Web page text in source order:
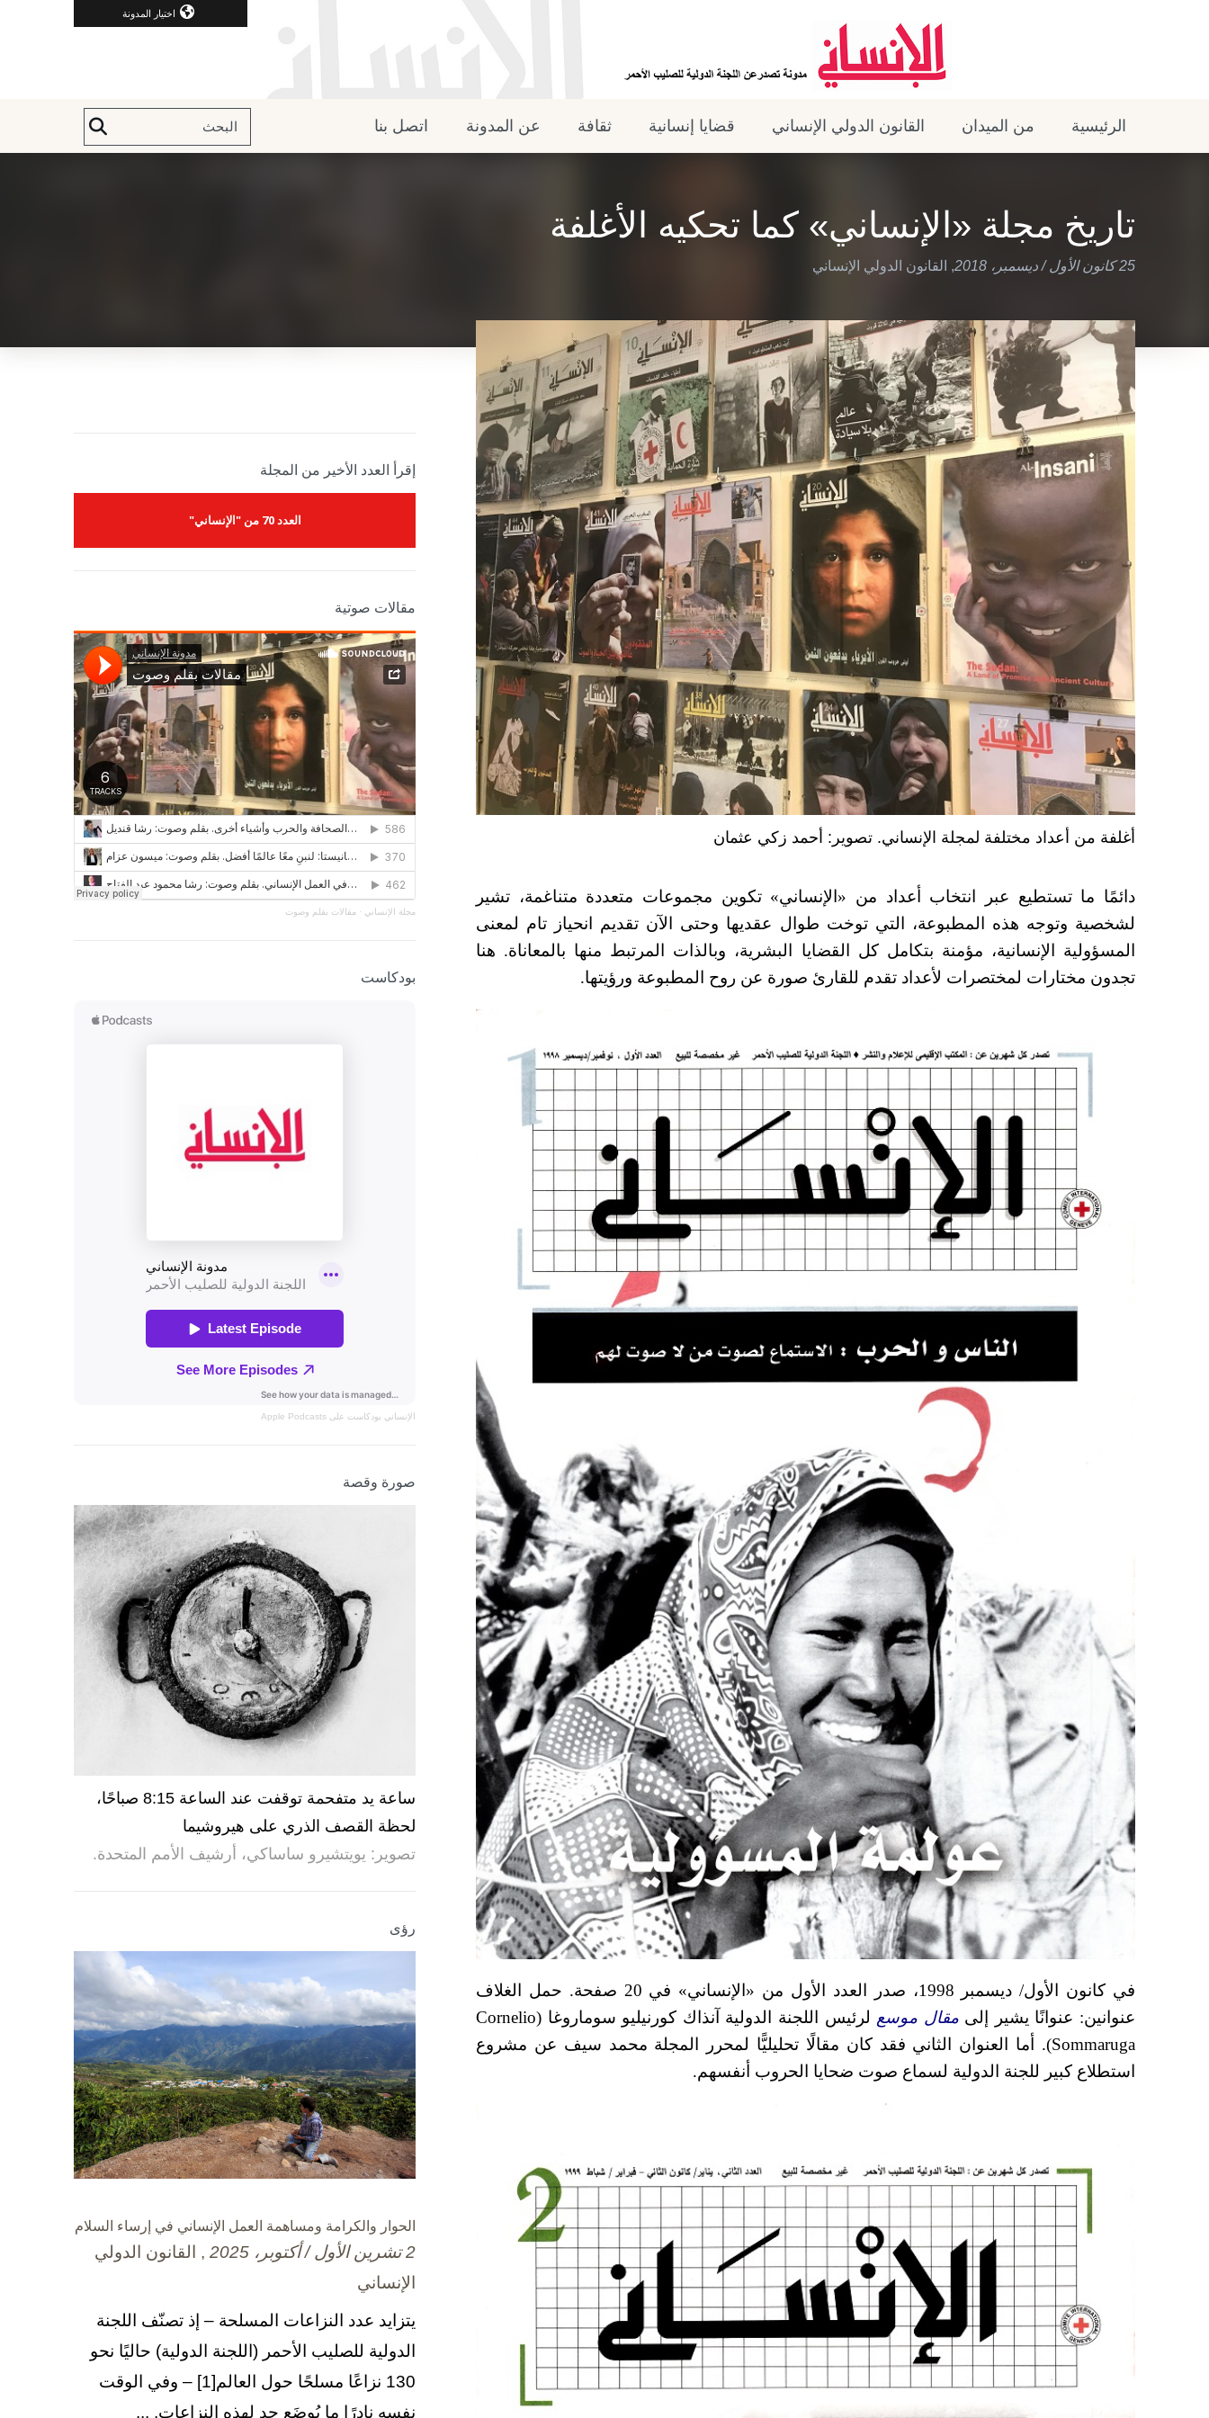
اختيار المدونة
الرئيسية من الميدان القانون الدولي الإنساني قضايا إنسانية ثقافة عن المدونة اتصل بنا
تاريخ مجلة «الإنساني» كما تحكيه الأغلفة
25 كانون الأول / ديسمبر، 2018 , القانون الدولي الإنساني
أغلفة من أعداد مختلفة لمجلة الإنساني. تصوير: أحمد زكي عثمان
دائمًا ما تستطيع عبر انتخاب أعداد من «الإنساني» تكوين مجموعات متعددة متناغمة، تشير
لشخصية وتوجه هذه المطبوعة، التي توخت طوال عقديها وحتى الآن تقديم انحياز تام لمعنى
المسؤولية الإنسانية، مؤمنة بتكامل كل القضايا البشرية، وبالذات المرتبط منها بالمعاناة. هنا
تجدون مختارات لمختصرات لأعداد تقدم للقارئ صورة عن روح المطبوعة ورؤيتها.
في كانون الأول/ ديسمبر 1998، صدر العدد الأول من «الإنساني» في 20 صفحة. حمل الغلاف
عنوانين: عنوانًا يشير إلىمقال موسع لرئيس اللجنة الدولية آنذاك كورنيليو سوماروغا (Cornelio
Sommaruga). أما العنوان الثاني فقد كان مقالًا تحليليًّا لمحرر المجلة محمد سيف عن مشروع
استطلاع كبير للجنة الدولية لسماع صوت ضحايا الحروب أنفسهم.
إقرأ العدد الأخير من المجلة
العدد 70 من "الإنساني"
مقالات صوتية
مجلة الإنساني · مقالات بقلم وصوت
بودكاست
الإنساني بودكاست على Apple Podcasts
صورة وقصة
ساعة يد متفحمة توقفت عند الساعة 8:15 صباحًا،
لحظة القصف الذري على هيروشيما
تصوير: يويتشيرو ساساكي، أرشيف الأمم المتحدة.
رؤى
الحوار والكرامة ومساهمة العمل الإنساني في إرساء السلام
2 تشرين الأول / أكتوبر، 2025
, القانون الدولي
الإنساني
يتزايد عدد النزاعات المسلحة – إذ تصنّف اللجنة
الدولية للصليب الأحمر (اللجنة الدولية) حاليًا نحو
130 نزاعًا مسلحًا حول العالم[1] – وفي الوقت
نفسه نادرًا ما يُوضَع حد لهذه النزاعات. ...